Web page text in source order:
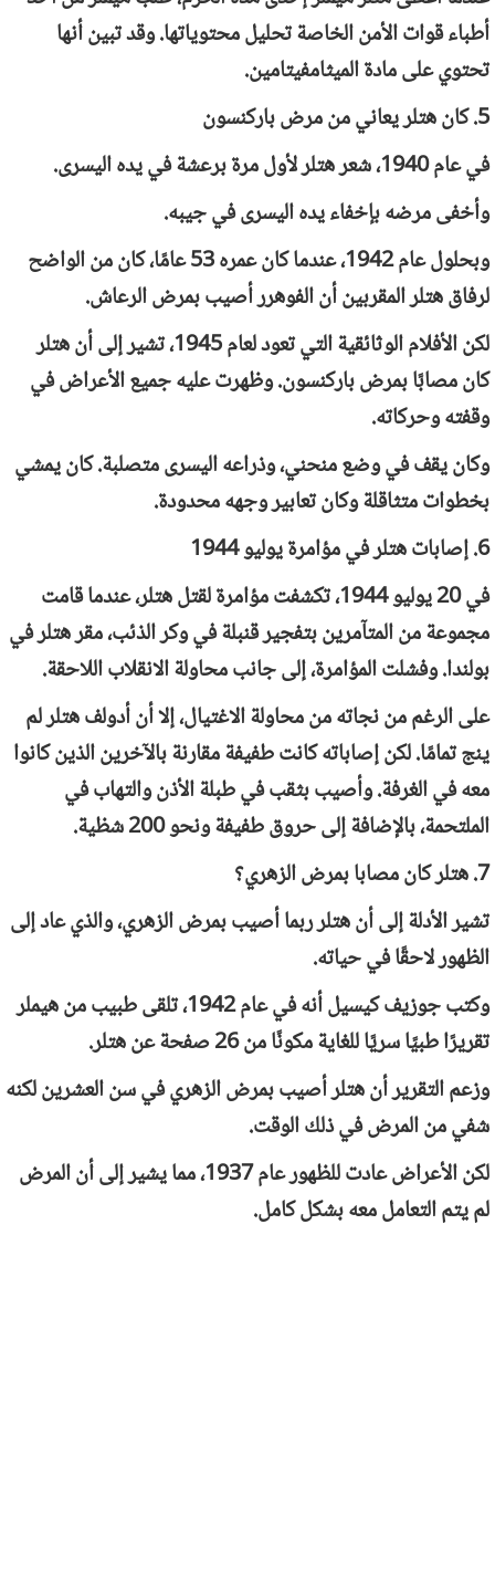
أطباء قوات الأمن الخاصة تحليل محتوياتها. وقد تبين أنها
تحتوي على مادة الميثامفيتامين.
5. كان هتلر يعاني من مرض باركنسون
في عام 1940، شعر هتلر لأول مرة برعشة في يده اليسرى.
وأخفى مرضه بإخفاء يده اليسرى في جيبه.
وبحلول عام 1942، عندما كان عمره 53 عامًا، كان من الواضح
لرفاق هتلر المقربين أن الفوهرر أصيب بمرض الرعاش.
لكن الأفلام الوثائقية التي تعود لعام 1945، تشير إلى أن هتلر
كان مصابًا بمرض باركنسون. وظهرت عليه جميع الأعراض في
وقفته وحركاته.
وكان يقف في وضع منحني، وذراعه اليسرى متصلبة. كان يمشي
بخطوات متثاقلة وكان تعابير وجهه محدودة.
6. إصابات هتلر في مؤامرة يوليو 1944
في 20 يوليو 1944، تكشفت مؤامرة لقتل هتلر، عندما قامت
مجموعة من المتآمرين بتفجير قنبلة في وكر الذئب، مقر هتلر في
بولندا. وفشلت المؤامرة، إلى جانب محاولة الانقلاب اللاحقة.
على الرغم من نجاته من محاولة الاغتيال، إلا أن أدولف هتلر لم
ينج تمامًا. لكن إصاباته كانت طفيفة مقارنة بالآخرين الذين كانوا
معه في الغرفة. وأصيب بثقب في طبلة الأذن والتهاب في
الملتحمة، بالإضافة إلى حروق طفيفة ونحو 200 شظية.
7. هتلر كان مصابا بمرض الزهري؟
تشير الأدلة إلى أن هتلر ربما أصيب بمرض الزهري، والذي عاد إلى
الظهور لاحقًا في حياته.
وكتب جوزيف كيسيل أنه في عام 1942، تلقى طبيب من هيملر
تقريرًا طبيًا سريًا للغاية مكونًا من 26 صفحة عن هتلر.
وزعم التقرير أن هتلر أصيب بمرض الزهري في سن العشرين لكنه
شفي من المرض في ذلك الوقت.
لكن الأعراض عادت للظهور عام 1937، مما يشير إلى أن المرض
لم يتم التعامل معه بشكل كامل.